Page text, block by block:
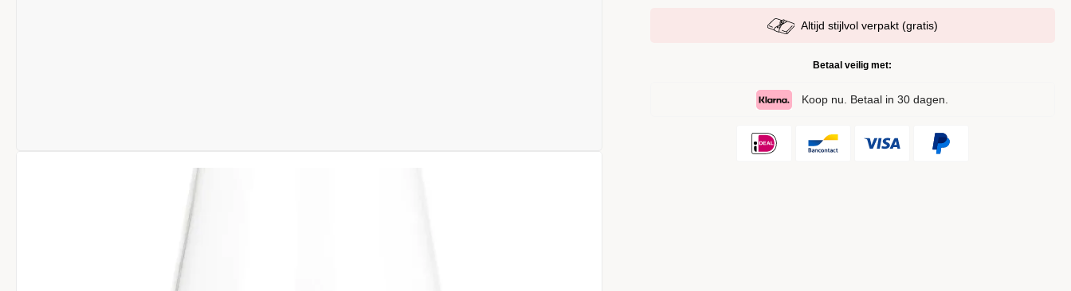
Altijd stijlvol verpakt (gratis)
Betaal veilig met:
Koop nu. Betaal in 30 dagen.